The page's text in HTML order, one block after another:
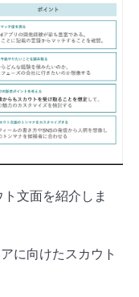
文面を紹介しま
に向けたスカウト